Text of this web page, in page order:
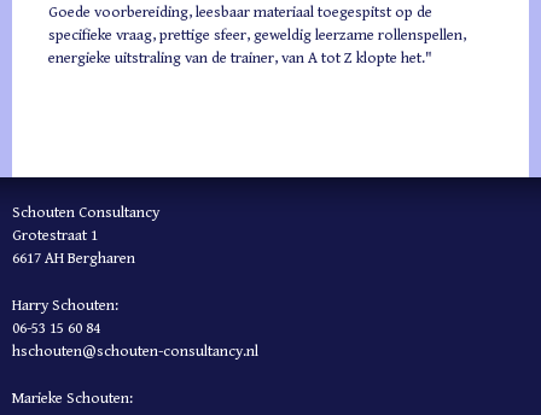
Goede voorbereiding, leesbaar materiaal toegespitst op de
specifieke vraag, prettige sfeer, geweldig leerzame rollenspellen,
energieke uitstraling van de trainer, van A tot Z klopte het."
Schouten Consultancy
Grotestraat 1
6617 AH Bergharen
Harry Schouten:
06-53 15 60 84
hschouten@schouten-consultancy.nl
Marieke Schouten: